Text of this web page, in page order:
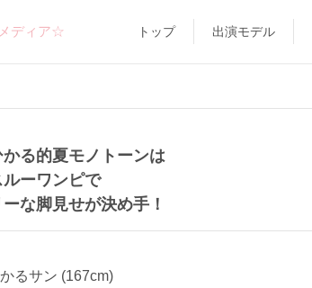
ディア☆ トップ 出演モデル
る的夏モノトーンは
ルーワンピで
な脚見せが決め手！
るサン (167cm)